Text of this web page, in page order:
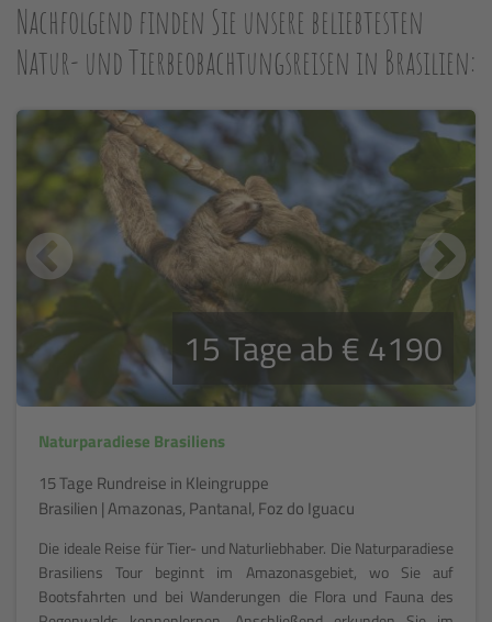
Nachfolgend finden Sie unsere beliebtesten
Natur- und Tierbeobachtungsreisen in Brasilien:
15 Tage ab € 4190
Naturparadiese Brasiliens
15 Tage Rundreise in Kleingruppe
Brasilien | Amazonas, Pantanal, Foz do Iguacu
Die ideale Reise für Tier- und Naturliebhaber. Die Naturparadiese
Brasiliens Tour beginnt im Amazonasgebiet, wo Sie auf
Bootsfahrten und bei Wanderungen die Flora und Fauna des